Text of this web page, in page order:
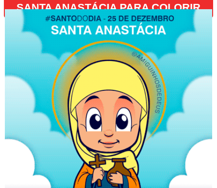
SANTA ANASTÁCIA PARA COLORIR